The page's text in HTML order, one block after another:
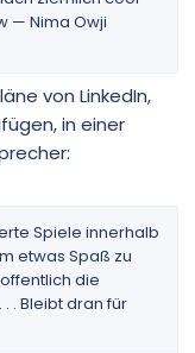
— Nima Owji
von LinkedIn,
in einer
Spiele innerhalb
etwas Spaß zu
die
. Bleibt dran für